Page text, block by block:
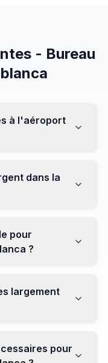
- Bureau
à l'aéroport
plutôt vers les
de meilleurs
dans la
surprises.
pour
?
la valeur
largement
locale peut être
pour